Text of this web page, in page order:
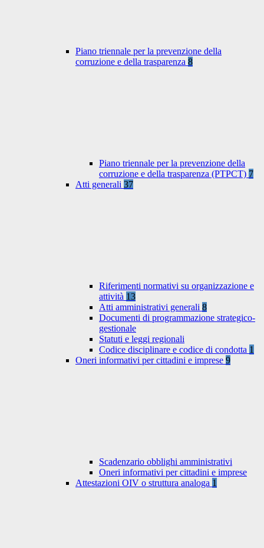
Piano triennale per la prevenzione della
corruzione e della trasparenza 8
Piano triennale per la prevenzione della
corruzione e della trasparenza (PTPCT) 7
Atti generali 37
Riferimenti normativi su organizzazione e
attività 13
Atti amministrativi generali 8
Documenti di programmazione strategico-
gestionale
Statuti e leggi regionali
Codice disciplinare e codice di condotta 1
Oneri informativi per cittadini e imprese 9
Scadenzario obblighi amministrativi
Oneri informativi per cittadini e imprese
Attestazioni OIV o struttura analoga 1